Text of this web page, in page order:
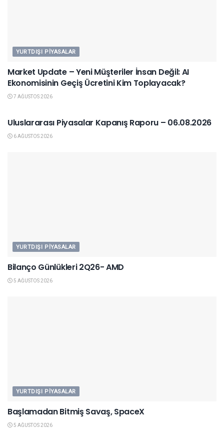
YURTDIŞI PIYASALAR
Market Update – Yeni Müşteriler İnsan Değil: AI
Ekonomisinin Geçiş Ücretini Kim Toplayacak?
7 AĞUSTOS 2026
Uluslararası Piyasalar Kapanış Raporu – 06.08.2026
6 AĞUSTOS 2026
YURTDIŞI PIYASALAR
Bilanço Günlükleri 2Q26- AMD
5 AĞUSTOS 2026
YURTDIŞI PIYASALAR
Başlamadan Bitmiş Savaş, SpaceX
5 AĞUSTOS 2026